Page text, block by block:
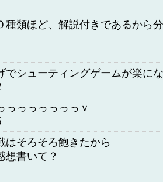
種類ほど、解説付きであるから
でシューティングゲームが楽に
っっっっっっっｖ
はそろそろ飽きたから
想書いて？